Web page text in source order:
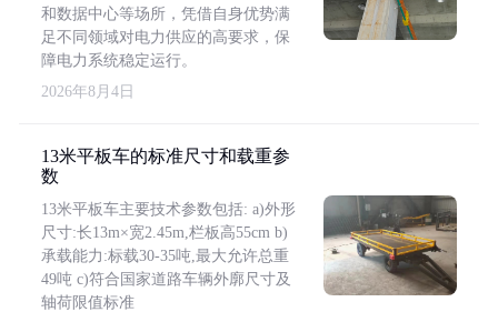
和数据中心等场所，凭借自身优势满
足不同领域对电力供应的高要求，保
障电力系统稳定运行。
2026年8月4日
13米平板车的标准尺寸和载重参
数
13米平板车主要技术参数包括: a)外形
尺寸:长13m×宽2.45m,栏板高55cm b)
承载能力:标载30-35吨,最大允许总重
49吨 c)符合国家道路车辆外廓尺寸及
轴荷限值标准